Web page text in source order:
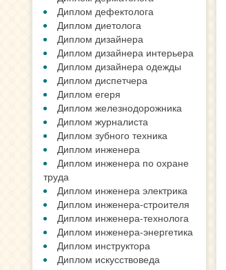
Диплом дефектолога
Диплом диетолога
Диплом дизайнера
Диплом дизайнера интерьера
Диплом дизайнера одежды
Диплом диспетчера
Диплом егеря
Диплом железнодорожника
Диплом журналиста
Диплом зубного техника
Диплом инженера
Диплом инженера по охране
труда
Диплом инженера электрика
Диплом инженера-строителя
Диплом инженера-технолога
Диплом инженера-энергетика
Диплом инструктора
Диплом искусствоведа